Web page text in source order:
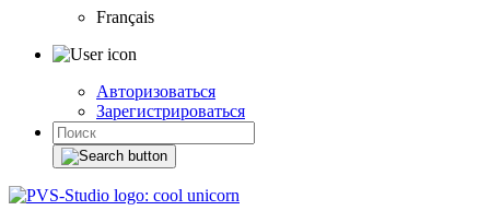
Français
Авторизоваться
Зарегистрироваться